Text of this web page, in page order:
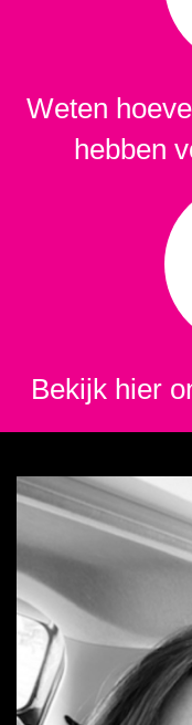
Weten
hebben
Bekijk hier